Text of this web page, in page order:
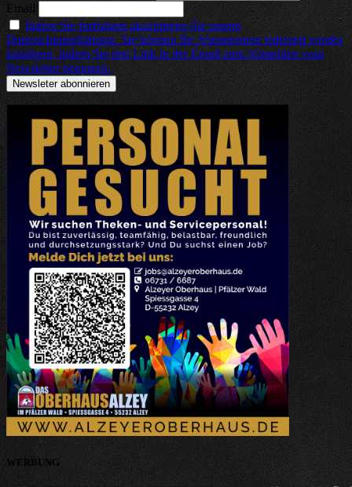
Email
Indem Sie fortfahren akzeptieren Sie unsere
Datenschutzerklärung. Sie können Ihr Abonnement jederzeit wieder
kündigen, indem Sie den Link in der Email zum Abmelden vom
Newsletter benutzen.
WERBUNG